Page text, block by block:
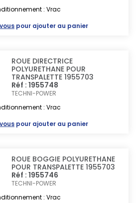
: Vrac
pour ajouter au panier
ROUE DIRECTRICE
POLYURETHANE POUR
TRANSPALETTE 1955703
Réf : 1955748
TECHNI-POWER
: Vrac
pour ajouter au panier
ROUE BOGGIE POLYURETHANE
POUR TRANSPALETTE 1955703
Réf : 1955746
TECHNI-POWER
: Vrac